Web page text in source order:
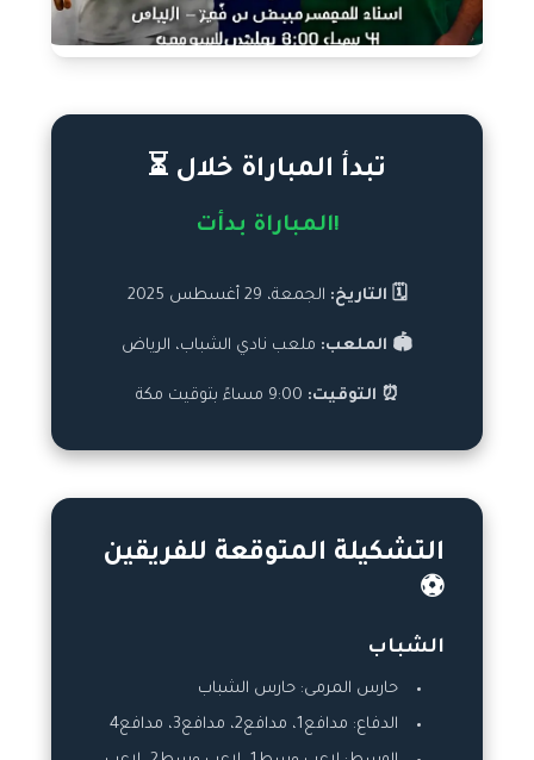
تبدأ المباراة خلال ⏳
المباراة بدأت!
🗓️ التاريخ: الجمعة، 29 أغسطس 2025
🏟️ الملعب: ملعب نادي الشباب، الرياض
⏰ التوقيت:
التشكيلة المتوقعة للفريقين
⚽
الشباب
حارس المرمى: حارس الشباب
الدفاع: مدافع1، مدافع2، مدافع3، مدافع4